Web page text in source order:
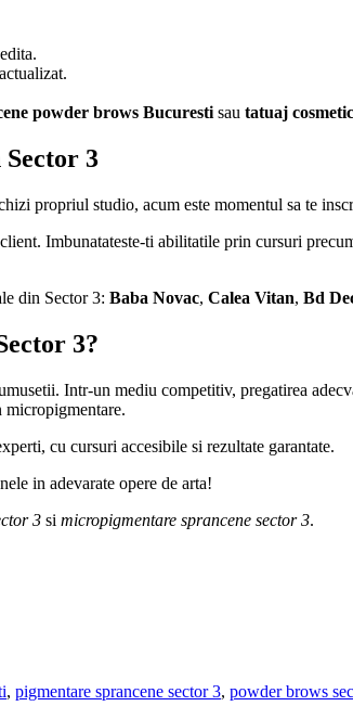
powder brows Bucuresti sau tatuaj
3
propriul studio, acum este momentul sa te
Imbunatateste-ti abilitatile prin cursuri
din Sector 3: Baba Novac, Calea Vitan, Bd
3?
Intr-un mediu competitiv, pregatirea
micropigmentare.
cu cursuri accesibile si rezultate garantate.
in adevarate opere de arta!
3 si micropigmentare sprancene sector 3.
, pigmentare sprancene sector 3, powder brows